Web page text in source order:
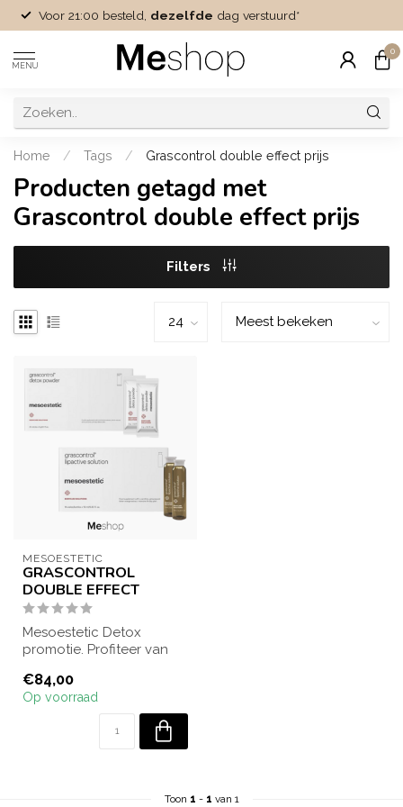
Voor 21:00 besteld, dezelfde dag verstuurd*
MENU
0
Home / Tags / Grascontrol double effect prijs
Producten getagd met
Grascontrol double effect prijs
Filters
MESOESTETIC
GRASCONTROL
DOUBLE EFFECT
Mesoestetic Detox
promotie. Profiteer van
aankoop van Gras...
€84,00
Op voorraad
Toon 1 - 1 van 1